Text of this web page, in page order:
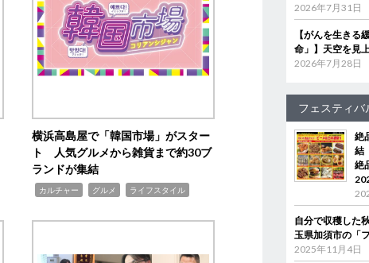
横浜高島屋で「韓国市場」がスター
ト 人気グルメから雑貨まで約30ブ
ランドが集結
カルチャー グルメ ライフスタイル
2026年7月31日
【がんを生きる
命」】天空を見
2026年7月28日
フェスティバ
絶
結
絶
自分で収穫した
玉県加須市の「
2025年11月4日